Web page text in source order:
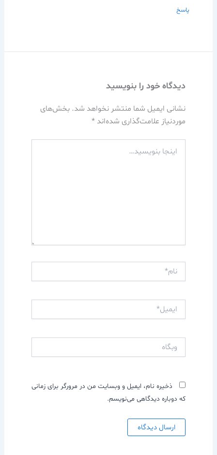
پاسخ
دیدگاه‌ خود را بنویسید
نشانی ایمیل شما منتشر نخواهد شد. بخش‌های
موردنیاز علامت‌گذاری شده‌اند *
بنویسید…
ذخیره نام، ایمیل و وبسایت من در مرورگر برای زمانی
که دوباره دیدگاهی می‌نویسم.